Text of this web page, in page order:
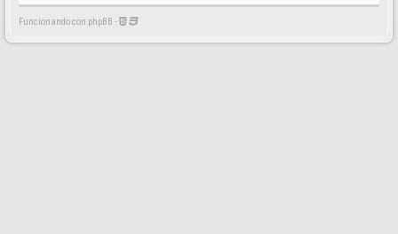
Funcionando con phpBB -